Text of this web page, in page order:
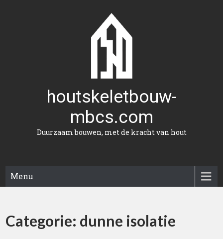
houtskeletbouw-
mbcs.com
Duurzaam bouwen, met de kracht van hout
Menu
Categorie: dunne isolatie